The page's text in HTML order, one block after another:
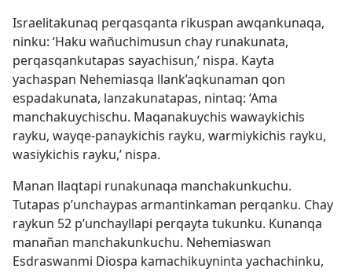
Israelitakunaq perqasqanta rikuspan awqankunaqa,
ninku: ‘Haku wañuchimusun chay runakunata,
perqasqankutapas sayachisun,’ nispa. Kayta
yachaspan Nehemiasqa llank’aqkunaman qon
espadakunata, lanzakunatapas, nintaq: ‘Ama
manchakuychischu. Maqanakuychis wawaykichis
rayku, wayqe-panaykichis rayku, warmiykichis rayku,
wasiykichis rayku,’ nispa.
Manan llaqtapi runakunaqa manchakunkuchu.
Tutapas p’unchaypas armantinkaman perqanku. Chay
raykun 52 p’unchayllapi perqayta tukunku. Kunanqa
manañan manchakunkuchu. Nehemiaswan
Esdraswanmi Diospa kamachikuyninta yachachinku,